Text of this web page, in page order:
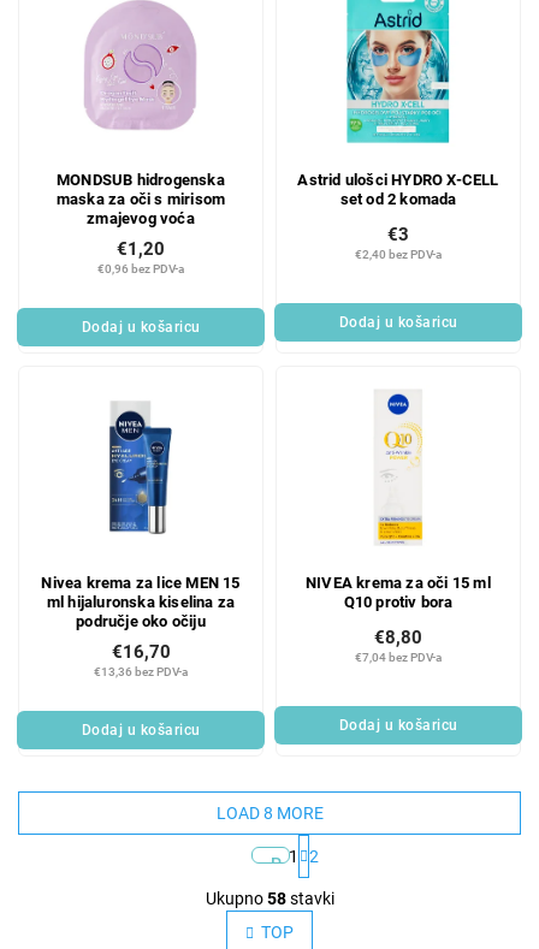
MONDSUB hidrogenska
maska za oči s mirisom
zmajevog voća
€0,96 bez PDV-a
€1,20
Dodaj u košaricu
Astrid ulošci HYDRO X-CELL
set od 2 komada
€2,40 bez PDV-a
€3
Dodaj u košaricu
Nivea krema za lice MEN 15
ml hijaluronska kiselina za
područje oko očiju
€13,36 bez PDV-a
€16,70
Dodaj u košaricu
NIVEA krema za oči 15 ml
Q10 protiv bora
€7,04 bez PDV-a
€8,80
Dodaj u košaricu
L
i
LOAD 8 MORE
P
g
i
n
1 2
Ukupno58stavki
TOP